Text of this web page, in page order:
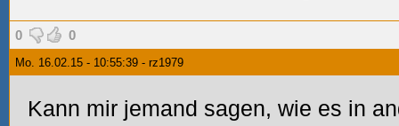
0 0
Mo. 16.02.15 - 10:55:39 - rz1979
Kann mir jemand sagen, wie es in